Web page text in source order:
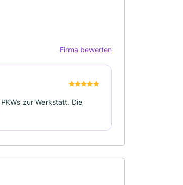
Firma bewerten
zur Werkstatt. Die